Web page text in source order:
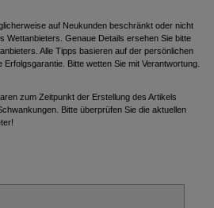
auf Neukunden beschränkt oder nicht
Wettanbieters. Genaue Details ersehen Sie bitte
Alle Tipps basieren auf der persönlichen
Bitte wetten Sie mit Verantwortung.
zum Zeitpunkt der Erstellung des Artikels
Bitte überprüfen Sie die aktuellen